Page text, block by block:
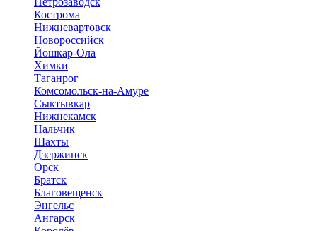
Кострома
Нижневартовск
Новороссийск
Йошкар-Ола
Химки
Таганрог
Комсомольск-на-Амуре
Сыктывкар
Нижнекамск
Нальчик
Шахты
Дзержинск
Орск
Братск
Благовещенск
Энгельс
Ангарск